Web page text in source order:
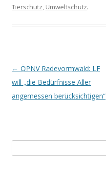
Tierschutz, Umweltschutz.
Artikel-Navigation
← ÖPNV Radevormwald: LF
will „die Bedürfnisse Aller
angemessen berücksichtigen“